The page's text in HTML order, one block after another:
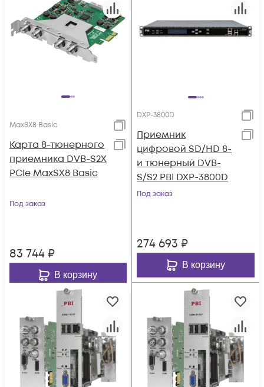
MaxSX8 Basic
Карта 8-тюнерного
приемника DVB-S2X
PCIe MaxSX8 Basic
Под заказ
83 744 ₽
В корзину
DXP-3800D
Приемник
цифровой SD/HD 8-
и тюнерный DVB-
S/S2 PBI DXP-3800D
Под заказ
274 693 ₽
В корзину